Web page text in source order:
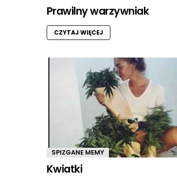
Prawilny warzywniak
CZYTAJ WIĘCEJ
SPIZGANE MEMY
Kwiatki